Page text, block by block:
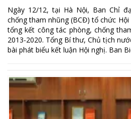
Ngày 12/12, tại Hà Nội, Ban Chỉ
chống tham nhũng (BCĐ) tổ chức
tổng kết công tác phòng, chống
2013-2020. Tổng Bí thư, Chủ tịch
bài phát biểu kết luận Hội nghị. Ban